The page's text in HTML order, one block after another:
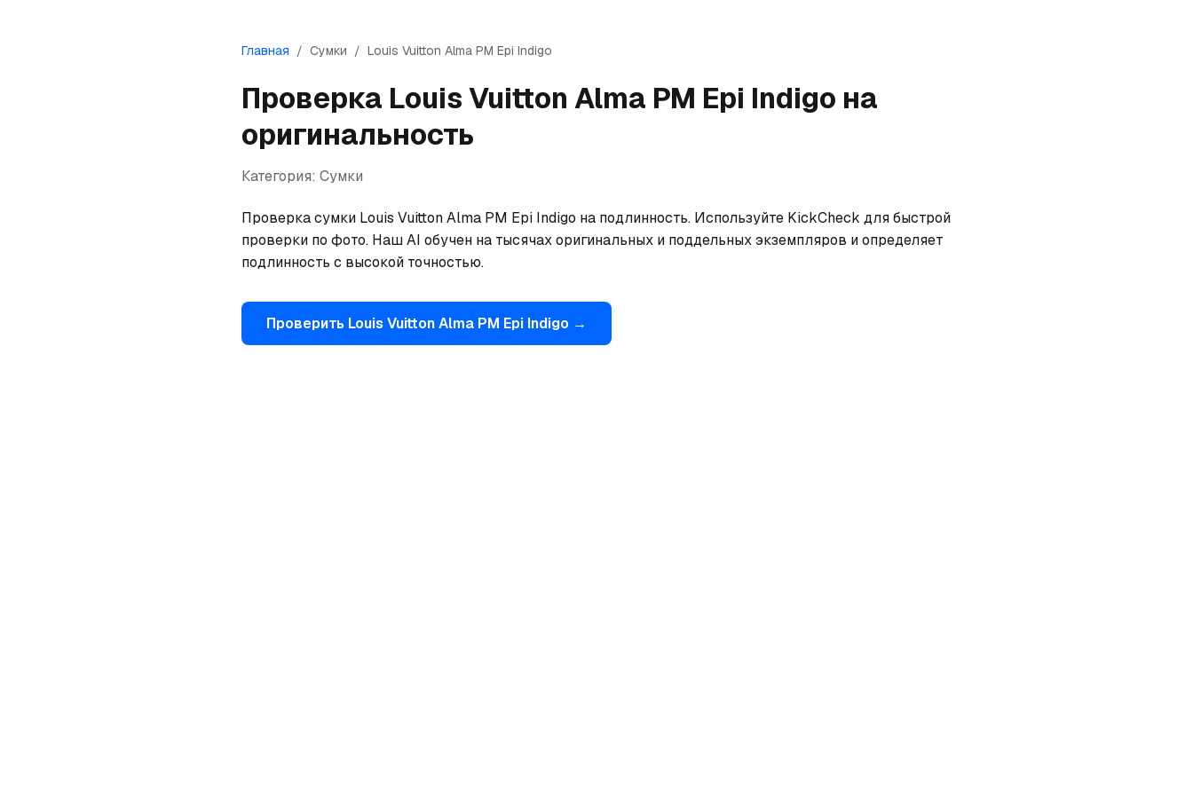
Главная / Сумки / Louis Vuitton Alma PM Epi Indigo
Проверка Louis Vuitton Alma PM Epi Indigo на
оригинальность
Категория: Сумки
Проверка сумки Louis Vuitton Alma PM Epi Indigo на подлинность. Используйте KickCheck для быстрой
проверки по фото. Наш AI обучен на тысячах оригинальных и поддельных экземпляров и определяет
подлинность с высокой точностью.
Проверить Louis VuittonAlma PM Epi Indigo →